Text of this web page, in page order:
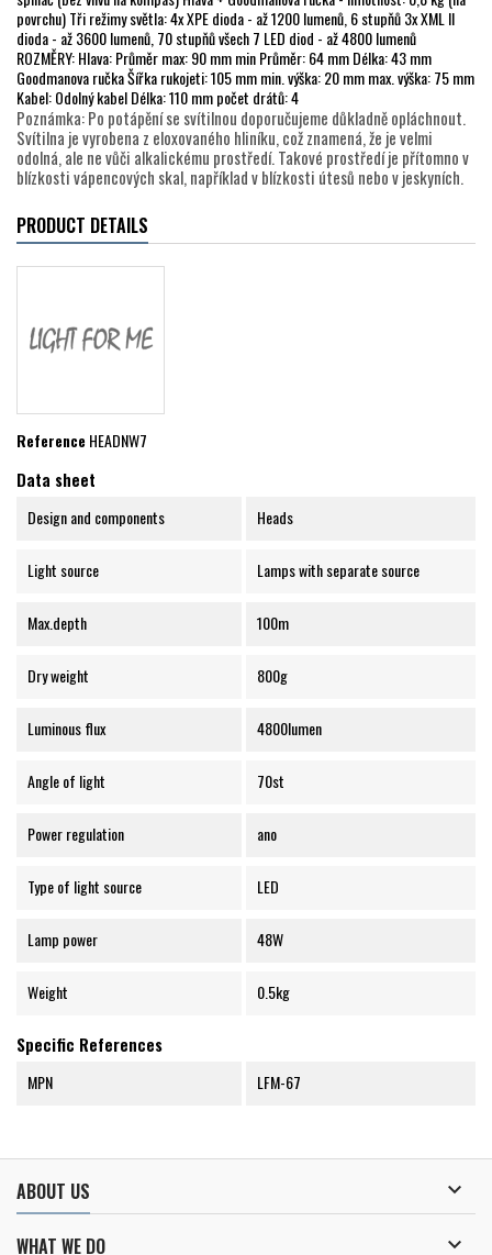
povrchu) Tři režimy světla: 4x XPE dioda - až 1200 lumenů, 6 stupňů 3x XML II
dioda - až 3600 lumenů, 70 stupňů všech 7 LED diod - až 4800 lumenů
ROZMĚRY: Hlava: Průměr max: 90 mm min Průměr: 64 mm Délka: 43 mm
Goodmanova ručka Šířka rukojeti: 105 mm min. výška: 20 mm max. výška: 75 mm
Kabel: Odolný kabel Délka: 110 mm počet drátů: 4
Poznámka: Po potápění se svítilnou doporučujeme důkladně opláchnout.
Svítilna je vyrobena z eloxovaného hliníku, což znamená, že je velmi
odolná, ale ne vůči alkalickému prostředí. Takové prostředí je přítomno v
blízkosti vápencových skal, například v blízkosti útesů nebo v jeskyních.
PRODUCT DETAILS
ReferenceHEADNW7
Data sheet
Design and components Heads
Light source Lamps with separate source
Max.depth 100m
Dry weight 800g
Luminous flux 4800lumen
Angle of light 70st
Power regulation ano
Type of light source LED
Lamp power 48W
Weight 0.5kg
Specific References
MPN LFM-67
ABOUT US 
WHAT WE DO 